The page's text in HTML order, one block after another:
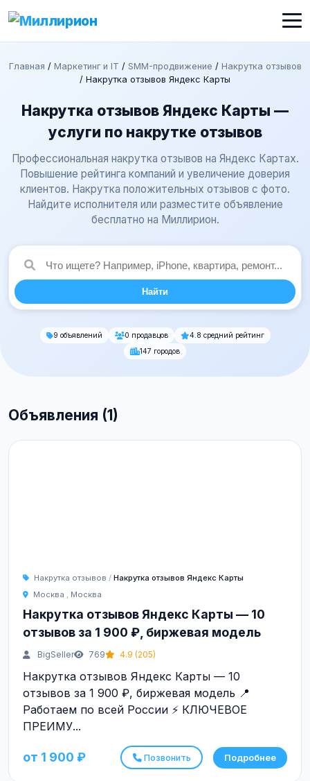
Главная / Маркетинг и IT / SMM-продвижение / Накрутка отзывов
/ Накрутка отзывов Яндекс Карты
Накрутка отзывов Яндекс Карты —
услуги по накрутке отзывов
Профессиональная накрутка отзывов на Яндекс Картах.
Повышение рейтинга компаний и увеличение доверия
клиентов. Накрутка положительных отзывов с фото.
Найдите исполнителя или разместите объявление
бесплатно на Миллирион.
Найти
9 объявлений 0 продавцов
4.8 средний рейтинг
147 городов
Объявления (1)
Накрутка отзывов / Накрутка отзывов Яндекс Карты
Москва , Москва
Накрутка отзывов Яндекс Карты — 10
отзывов за 1 900 ₽, биржевая модель
BigSeller 769 4.9 (205)
Накрутка отзывов Яндекс Карты — 10
отзывов за 1 900 ₽, биржевая модель 📍
Работаем по всей России ⚡ КЛЮЧЕВОЕ
ПРЕИМУ...
от 1 900 ₽ Позвонить Подробнее